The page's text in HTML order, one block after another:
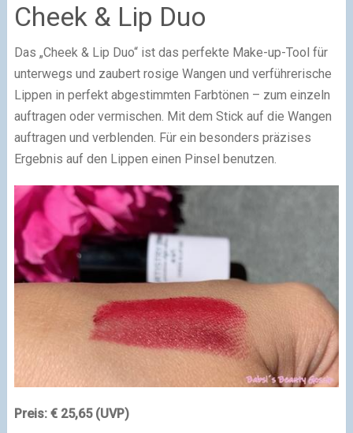
Cheek & Lip Duo
Das „Cheek & Lip Duo“ ist das perfekte Make-up-Tool für
unterwegs und zaubert rosige Wangen und verführerische
Lippen in perfekt abgestimmten Farbtönen – zum einzeln
auftragen oder vermischen. Mit dem Stick auf die Wangen
auftragen und verblenden. Für ein besonders präzises
Ergebnis auf den Lippen einen Pinsel benutzen.
Preis: € 25,65 (UVP)